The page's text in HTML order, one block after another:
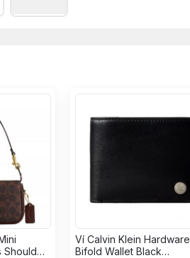
Shoulder
Ví Calvin Klein Hardware
Bifold Wallet Black